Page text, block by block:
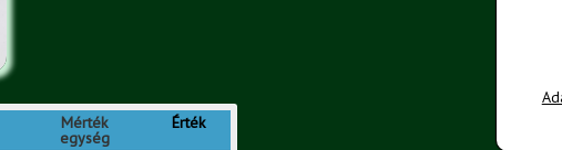
Mérték
egység
Érték